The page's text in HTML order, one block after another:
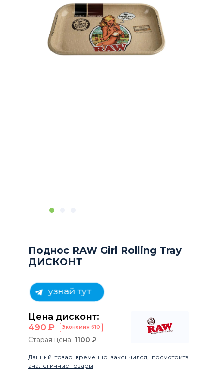
Поднос RAW Girl Rolling Tray
ДИСКОНТ
узнай тут
Цена дисконт:
490 P Экономия 610
Старая цена: 1100P
Данный товар временно закончился, посмотрите
аналогичные товары